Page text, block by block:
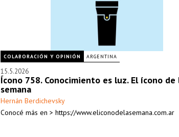
COLABORACIÓN Y OPINIÓN ARGENTINA
15.5.2026
Ícono 758. Conocimiento es luz. El ícono de
semana
Hernán Berdichevsky
Conocé más en > https://www.eliconodelasemana.com.ar